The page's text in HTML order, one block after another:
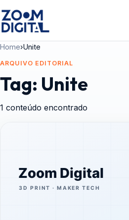
Home›Unite
ARQUIVO EDITORIAL
Tag: Unite
1 conteúdo encontrado